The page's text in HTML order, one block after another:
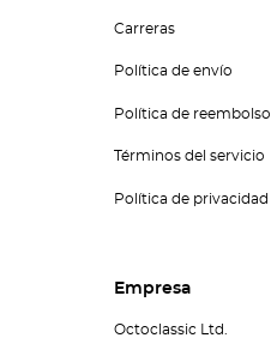
Carreras
Política de envío
Política de reembolso
Términos del servicio
Política de privacidad
Empresa
Octoclassic Ltd.